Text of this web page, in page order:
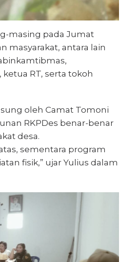
masing pada Jumat
masyarakat, antara lain
RT, serta tokoh
oleh Camat Tomoni
RKPDes benar-benar
desa.
sementara program
fisik,” ujar Yulius dalam